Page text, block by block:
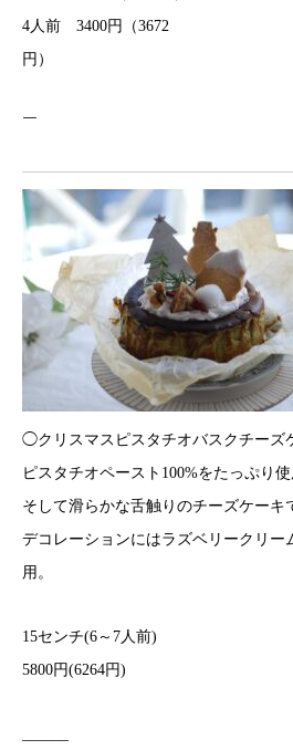
4人前 3400円（3672
円）
￣
◯クリスマスピスタチオバスクチーズ
ピスタチオペースト100%をたっぷり
そして滑らかな舌触りのチーズケーキ
デコレーションにはラズベリークリー
用。
15センチ(6～7人前)
5800円(6264円)